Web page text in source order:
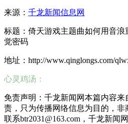
来源： 千龙新闻信息网
标题：倚天游戏主题曲如何用音
觉密码
地址：http://www.qinglongs.com/
心灵鸡汤：
免责声明：千龙新闻网本篇内容
责，只为传播网络信息为目的，
联系btr2031@163.com，千龙新闻